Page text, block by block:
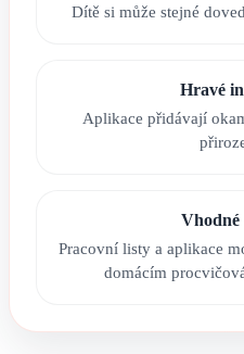
Dítě si může stejné
Hravé
Aplikace přidávají
Vhodné
Pracovní listy a aplikace
domácím